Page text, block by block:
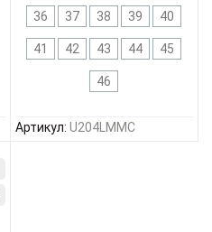
36 37 38 39 40
41 42 43 44 45
46
Артикул: U204LMMC